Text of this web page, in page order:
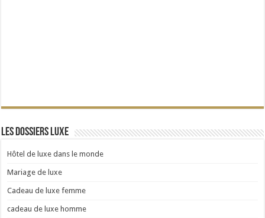
Les dossiers Luxe
Hôtel de luxe dans le monde
Mariage de luxe
Cadeau de luxe femme
cadeau de luxe homme